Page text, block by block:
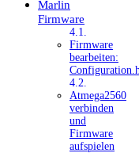
Marlin
Firmware
Firmware
bearbeiten:
Configuration.h
Atmega2560
verbinden
und
Firmware
aufspielen